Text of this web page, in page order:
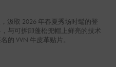
汲取 2026 年春夏秀场时髦的登
与可拆卸蓬松兜帽上鲜亮的技术
的 VVN 牛皮革贴片。